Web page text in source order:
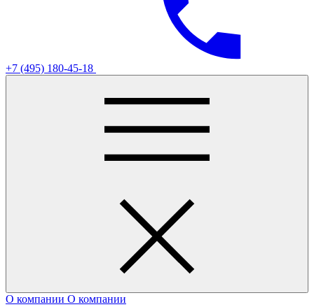
+7 (495) 180-45-18
О компании О компании